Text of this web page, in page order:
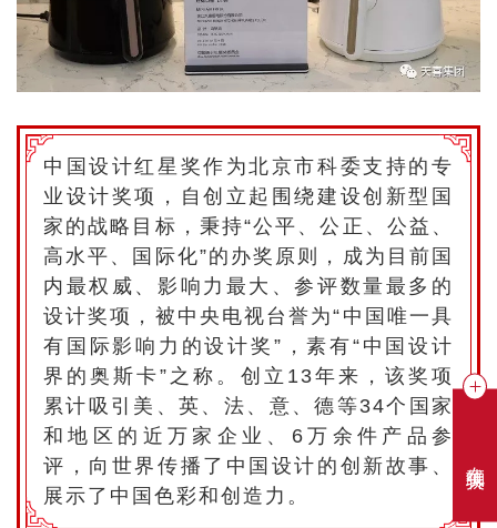
中国设计红星奖作为北京市科委支持的专
业设计奖项，自创立起围绕建设创新型国
家的战略目标，秉持“公平、公正、公益、
高水平、国际化”的办奖原则，成为目前国
内最权威、影响力最大、参评数量最多的
设计奖项，被中央电视台誉为“中国唯一具
有国际影响力的设计奖”，素有“中国设计
界的奥斯卡”之称。创立13年来，该奖项
累计吸引美、英、法、意、德等34个国家
和地区的近万家企业、6万余件产品参
评，向世界传播了中国设计的创新故事、
展示了中国色彩和创造力。